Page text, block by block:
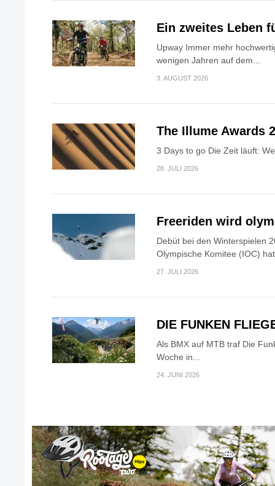
Ein zweites Leben
Upway Immer mehr
wenigen Jahren auf dem...
3. AUGUST 2026
The Illume Awards
3 Days to go Die Zeit läuft:
28. JULI 2026
Freeriden wird
Debüt bei den Winterspielen
Olympische Komitee (IOC)
27. JULI 2026
DIE FUNKEN
Als BMX auf MTB traf Die
Woche in...
24. JUNI 2026